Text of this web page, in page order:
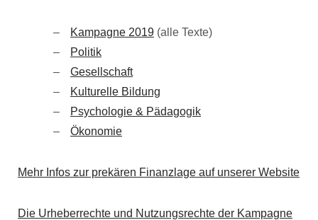
Kampagne 2019 (alle Texte)
Politik
Gesellschaft
Kulturelle Bildung
Psychologie & Pädagogik
Ökonomie
Mehr Infos zur prekären Finanzlage auf unserer Website
Die Urheberrechte und Nutzungsrechte der Kampagne